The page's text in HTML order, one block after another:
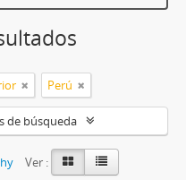
Perú
de búsqueda
Ver :